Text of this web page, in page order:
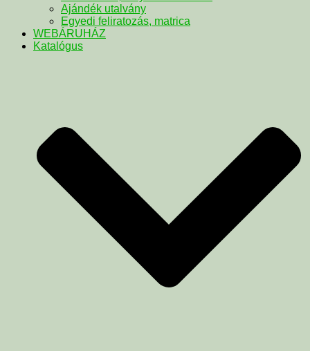
Ajándék utalvány
Egyedi feliratozás, matrica
WEBÁRUHÁZ
Katalógus